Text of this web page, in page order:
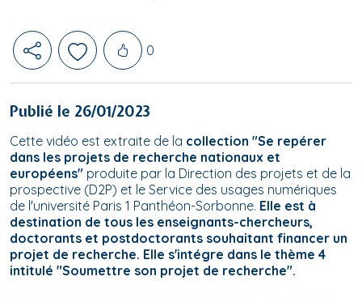
Likes
0
Publié le 26/01/2023
Cette vidéo est extraite de la collection "Se repérer
dans les projets de recherche nationaux et
européens" produite par la Direction des projets et de la
prospective (D2P) et le Service des usages numériques
de l'université Paris 1 Panthéon-Sorbonne. Elle est à
destination de tous les enseignants-chercheurs,
doctorants et postdoctorants souhaitant financer un
projet de recherche. Elle s'intégre dans le thème 4
intitulé "Soumettre son projet de recherche".